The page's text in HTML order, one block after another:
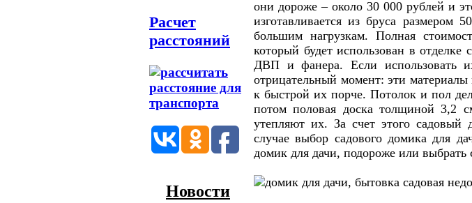
Расчет
расстояний
Новости
они дороже – около 30 000 рублей и
изготавливается из бруса
большим нагрузкам. Полная
который будет использован в
ДВП и фанера. Если использовать
отрицательный момент: эти
к быстрой их порче. Потолок и пол
потом половая доска толщиной 3,2
утепляют их. За счет этого
случае выбор садового домика для
домик для дачи, подороже или